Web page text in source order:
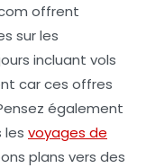
offrent
sur les
incluant vols
car ces offres
également
les voyages de
plans vers des